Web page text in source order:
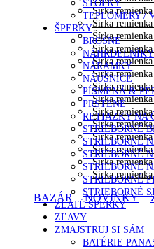
Šírka
Šírka
Šírka
Šírka
Šírka
Šírka
Šírka
Šírka
Šírka
Šírka
Šírka
Šírka
Šírka
Šírka
BAZÁR NOVINKY
STOPKY
TEPLOMERY /
ŠPERKY
BROŠNE
NÁHRDELNÍKY
NÁRAMKY
NÁUŠNICE
PÍSMENÁ &
PRSTENE
RETIAZKY NA
STRIEBORNÉ
STRIEBORNÉ
STRIEBORNÉ
STRIEBORNÉ
STRIEBORNÉ
STRIEBORNÉ
ZLATÉ ŠPERKY
ZĽAVY
ZMAJSTRUJ SI SÁM
BATÉRIE